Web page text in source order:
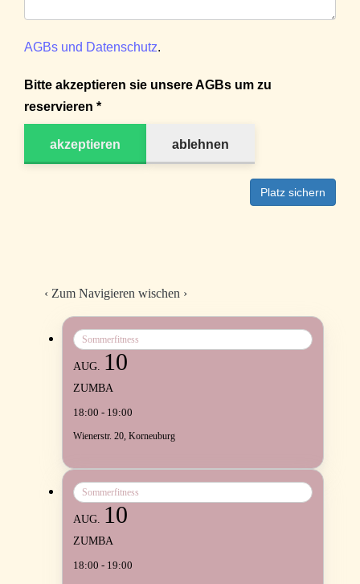
AGBs und Datenschutz.
Bitte akzeptieren sie unsere AGBs um zu
reservieren *
akzeptieren ablehnen
Platz sichern
Sommerfitness
AUG. 10
ZUMBA
18:00 - 19:00
Wienerstr. 20, Korneuburg
Sommerfitness
AUG. 10
ZUMBA
18:00 - 19:00
‹ Zum Navigieren wischen ›